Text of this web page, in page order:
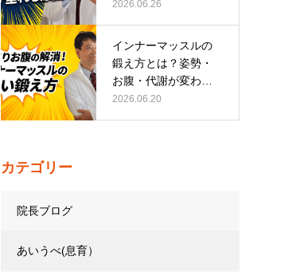
整える正しい方…
2026.06.26
インナーマッスルの
鍛え方とは？姿勢・
お腹・代謝が変わる
トレーニング…
2026.06.20
カテゴリー
院長ブログ
あいうべ(息育）